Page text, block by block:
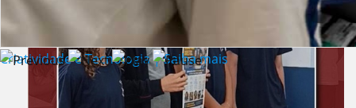
Criatividade e Tecnologia | Saiba mais